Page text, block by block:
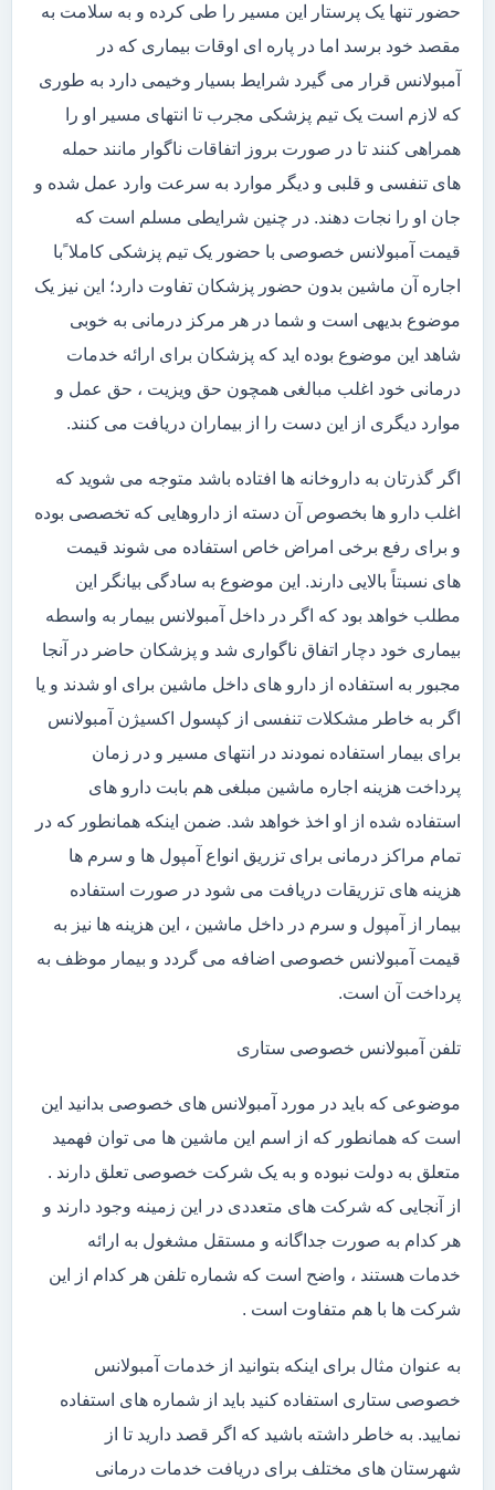
حضور تنها یک پرستار این مسیر را طی کرده و به سلامت به
مقصد خود برسد اما در پاره ای اوقات بیماری که در
آمبولانس قرار می گیرد شرایط بسیار وخیمی دارد به طوری
که لازم است یک تیم پزشکی مجرب تا انتهای مسیر او را
همراهی کنند تا در صورت بروز اتفاقات ناگوار مانند حمله
های تنفسی و قلبی و دیگر موارد به سرعت وارد عمل شده و
جان او را نجات دهند. در چنین شرایطی مسلم است که
قیمت آمبولانس خصوصی با حضور یک تیم پزشکی کاملا ًبا
اجاره آن ماشین بدون حضور پزشکان تفاوت دارد؛ این نیز یک
موضوع بدیهی است و شما در هر مرکز درمانی به خوبی
شاهد این موضوع بوده اید که پزشکان برای ارائه خدمات
درمانی خود اغلب مبالغی همچون حق ویزیت ، حق عمل و
موارد دیگری از این دست را از بیماران دریافت می کنند.
اگر گذرتان به داروخانه ها افتاده باشد متوجه می شوید که
اغلب دارو ها بخصوص آن دسته از داروهایی که تخصصی بوده
و برای رفع برخی امراض خاص استفاده می شوند قیمت
های نسبتاً بالایی دارند. این موضوع به سادگی بیانگر این
مطلب خواهد بود که اگر در داخل آمبولانس بیمار به واسطه
بیماری خود دچار اتفاق ناگواری شد و پزشکان حاضر در آنجا
مجبور به استفاده از دارو های داخل ماشین برای او شدند و یا
اگر به خاطر مشکلات تنفسی از کپسول اکسیژن آمبولانس
برای بیمار استفاده نمودند در انتهای مسیر و در زمان
پرداخت هزینه اجاره ماشین مبلغی هم بابت دارو های
استفاده شده از او اخذ خواهد شد. ضمن اینکه همانطور که در
تمام مراکز درمانی برای تزریق انواع آمپول ها و سرم ها
هزینه های تزریقات دریافت می شود در صورت استفاده
بیمار از آمپول و سرم در داخل ماشین ، این هزینه ها نیز به
قیمت آمبولانس خصوصی اضافه می گردد و بیمار موظف به
پرداخت آن است.
تلفن آمبولانس خصوصی ستاری
موضوعی که باید در مورد آمبولانس های خصوصی بدانید این
است که همانطور که از اسم این ماشین ها می توان فهمید
متعلق به دولت نبوده و به یک شرکت خصوصی تعلق دارند .
از آنجایی که شرکت های متعددی در این زمینه وجود دارند و
هر کدام به صورت جداگانه و مستقل مشغول به ارائه
خدمات هستند ، واضح است که شماره تلفن هر کدام از این
شرکت ها با هم متفاوت است .
به عنوان مثال برای اینکه بتوانید از خدمات آمبولانس
خصوصی ستاری استفاده کنید باید از شماره های استفاده
نمایید. به خاطر داشته باشید که اگر قصد دارید تا از
شهرستان های مختلف برای دریافت خدمات درمانی